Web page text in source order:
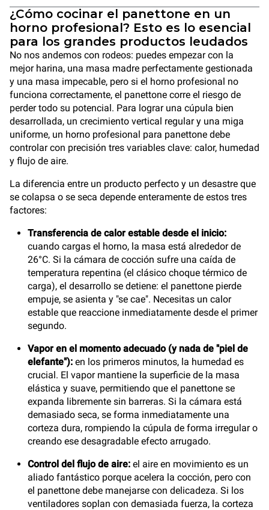
¿Cómo cocinar el panettone en un
horno profesional? Esto es lo esencial
para los grandes productos leudados
No nos andemos con rodeos: puedes empezar con la
mejor harina, una masa madre perfectamente gestionada
y una masa impecable, pero si el horno profesional no
funciona correctamente, el panettone corre el riesgo de
perder todo su potencial. Para lograr una cúpula bien
desarrollada, un crecimiento vertical regular y una miga
uniforme, un horno profesional para panettone debe
controlar con precisión tres variables clave: calor, humedad
y flujo de aire.
La diferencia entre un producto perfecto y un desastre que
se colapsa o se seca depende enteramente de estos tres
factores:
Transferencia de calor estable desde el inicio:
cuando cargas el horno, la masa está alrededor de
26°C. Si la cámara de cocción sufre una caída de
temperatura repentina (el clásico choque térmico de
carga), el desarrollo se detiene: el panettone pierde
empuje, se asienta y "se cae". Necesitas un calor
estable que reaccione inmediatamente desde el primer
segundo.
Vapor en el momento adecuado (y nada de "piel de
elefante"): en los primeros minutos, la humedad es
crucial. El vapor mantiene la superficie de la masa
elástica y suave, permitiendo que el panettone se
expanda libremente sin barreras. Si la cámara está
demasiado seca, se forma inmediatamente una
corteza dura, rompiendo la cúpula de forma irregular o
creando ese desagradable efecto arrugado.
Control del flujo de aire: el aire en movimiento es un
aliado fantástico porque acelera la cocción, pero con
el panettone debe manejarse con delicadeza. Si los
ventiladores soplan con demasiada fuerza, la corteza